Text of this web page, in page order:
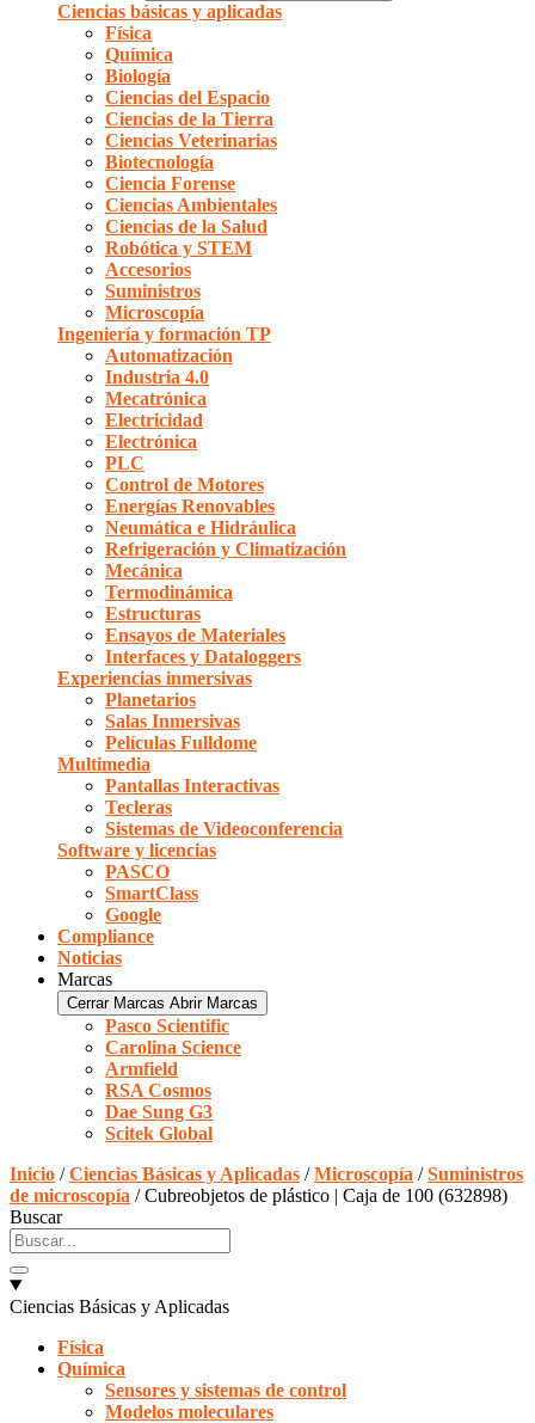
Ciencias básicas y aplicadas
Física
Química
Biología
Ciencias del Espacio
Ciencias de la Tierra
Ciencias Veterinarias
Biotecnología
Ciencia Forense
Ciencias Ambientales
Ciencias de la Salud
Robótica y STEM
Accesorios
Suministros
Microscopía
Ingeniería y formación TP
Automatización
Industria 4.0
Mecatrónica
Electricidad
Electrónica
PLC
Control de Motores
Energías Renovables
Neumática e Hidráulica
Refrigeración y Climatización
Mecánica
Termodinámica
Estructuras
Ensayos de Materiales
Interfaces y Dataloggers
Experiencias inmersivas
Planetarios
Salas Inmersivas
Películas Fulldome
Multimedia
Pantallas Interactivas
Tecleras
Sistemas de Videoconferencia
Software y licencias
PASCO
SmartClass
Google
Compliance
Noticias
Marcas
Cerrar Marcas Abrir Marcas
Pasco Scientific
Carolina Science
Armfield
RSA Cosmos
Dae Sung G3
Scitek Global
Inicio /Ciencias Básicas y Aplicadas /Microscopía /Suministros
de microscopía / Cubreobjetos de plástico | Caja de 100 (632898)
Buscar
Ciencias Básicas y Aplicadas
Física
Química
Sensores y sistemas de control
Modelos moleculares